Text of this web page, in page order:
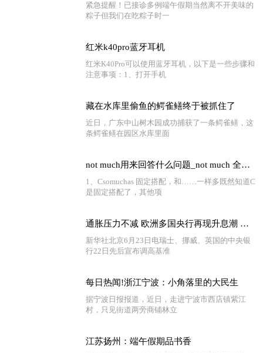
紧急提醒！已接诊多例端午假期当然离不开美味的
粽子但我们在吃粽子时一
红米k40pro蓝牙耳机
红米K40Pro可以使用蓝牙耳机，以下是一些步骤和
注意事项：1、打开手机
藏在水库里偷鱼的鳄雀鳝终于被抓住了
近日，广东中山树木园成功捕获了一条鳄雀鳝，这
条鳄雀鳝在园区水库里面
not much用来回答什么问题_not much 全球快看点
1、Csomuchas 固定搭配，和……一样多既然知道C
是固定搭配了，其他项
通胀压力不减 欧洲多国央行再现升息潮 环球精选
新华社北京6月23日电瑞士、挪威、英国的中央银
行22日先后宣布调高基准
每日热闻!浙江宁波：小角落里的大民生
据宁波日报报道，近日，走进宁波市西店镇紫江
村，只见街道两旁商铺林立
江苏扬州：端午假期品书香